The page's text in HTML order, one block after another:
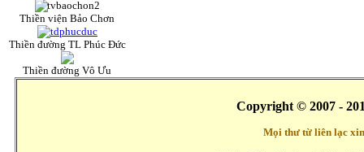
Thiền viện Bảo Chơn
Thiền đường TL Phúc Đức
Thiền đường Vô Ưu
Copyright © 2007 -
Mọi thư từ liên lạc